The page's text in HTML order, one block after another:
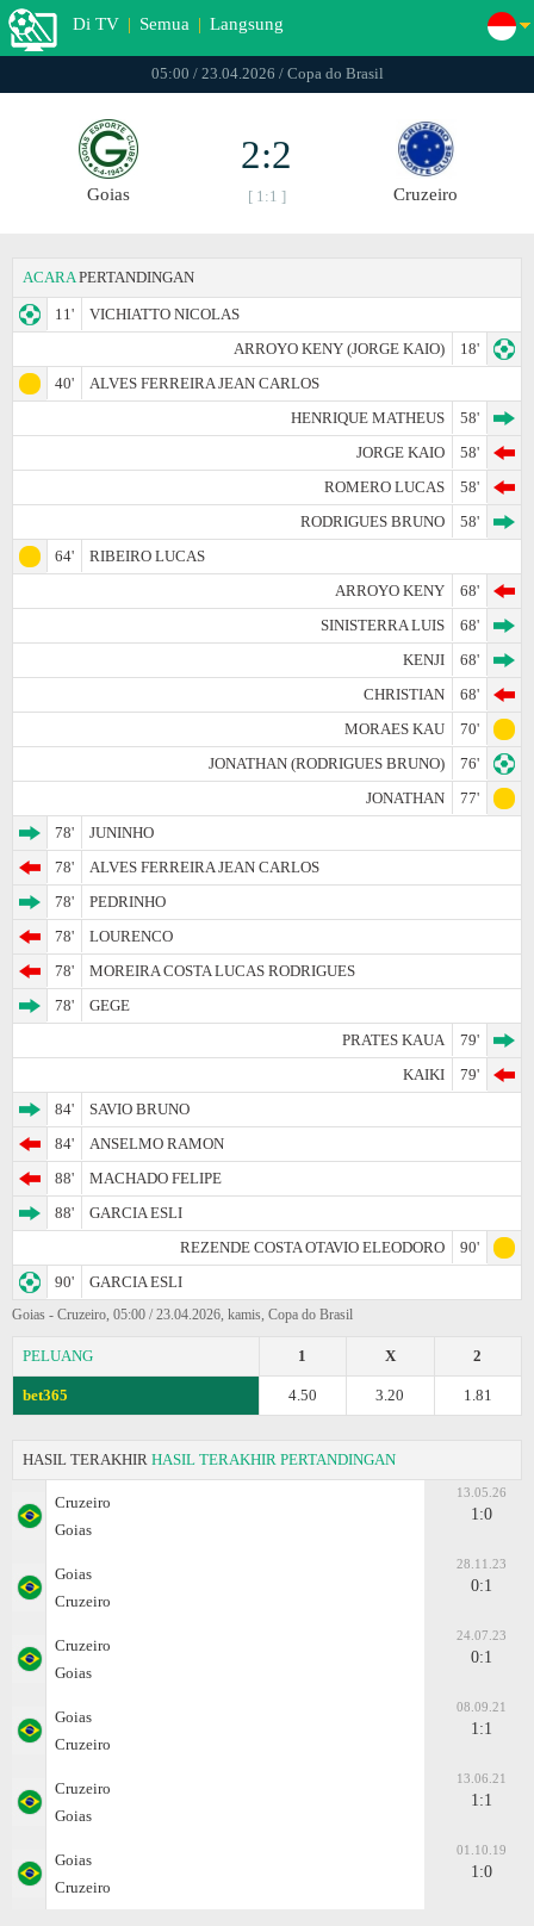
Di TV | Semua | Langsung
05:00 / 23.04.2026 / Copa do Brasil
Goias
2:2
[ 1:1 ] Cruzeiro
ACARA PERTANDINGAN
11'
VICHIATTO NICOLAS
ARROYO KENY (JORGE KAIO)
18'
40'
ALVES FERREIRA JEAN CARLOS
HENRIQUE MATHEUS
58'
JORGE KAIO
58'
ROMERO LUCAS
58'
RODRIGUES BRUNO
58'
64'
RIBEIRO LUCAS
ARROYO KENY
68'
SINISTERRA LUIS
68'
KENJI
68'
CHRISTIAN
68'
MORAES KAU
70'
JONATHAN (RODRIGUES BRUNO)
76'
JONATHAN
77'
78'
JUNINHO
78'
ALVES FERREIRA JEAN CARLOS
78'
PEDRINHO
78'
LOURENCO
78'
MOREIRA COSTA LUCAS RODRIGUES
78'
GEGE
PRATES KAUA
79'
KAIKI
79'
84'
SAVIO BRUNO
84'
ANSELMO RAMON
88'
MACHADO FELIPE
88'
GARCIA ESLI
REZENDE COSTA OTAVIO ELEODORO
90'
90'
GARCIA ESLI
Goias - Cruzeiro, 05:00 / 23.04.2026, kamis, Copa do Brasil
PELUANG 2
X
1
bet365 1.81
3.20
4.50
HASIL TERAKHIR HASIL TERAKHIR PERTANDINGAN
Cruzeiro
Goias
13.05.26
1:0
Goias
Cruzeiro
28.11.23
0:1
Cruzeiro
Goias
24.07.23
0:1
Goias
Cruzeiro
08.09.21
1:1
Cruzeiro
Goias
13.06.21
1:1
Goias
Cruzeiro
01.10.19
1:0